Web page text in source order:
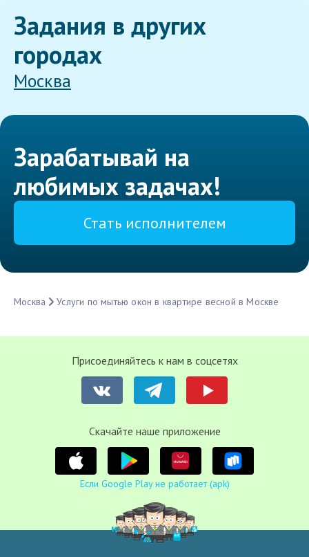
Задания в других
городах
Москва
Зарабатывай на
любимых задачах!
Стать исполнителем
Москва Услуги по мытью окон в квартире весной в Москве
Присоединяйтесь к нам в соцсетях
Cкачайте наше приложение
Если Google Play не работает (apk)